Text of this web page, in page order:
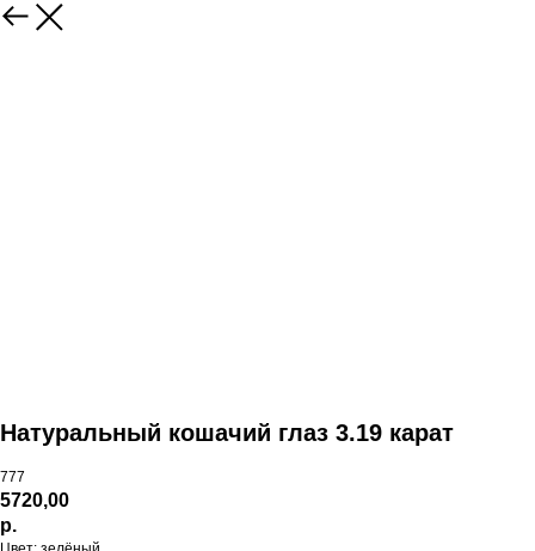
Натуральный кошачий глаз 3.19 карат
777
5720,00
р.